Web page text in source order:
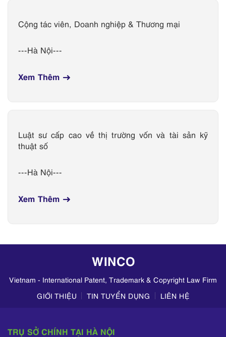
Cộng tác viên, Doanh nghiệp & Thương mại
Hà Nội
Xem Thêm
Luật sư cấp cao về thị trường vốn và tài sản kỹ
thuật số
Hà Nội
Xem Thêm
WINCO
Vietnam - International Patent, Trademark & Copyright Law Firm
GIỚI THIỆU
TIN TUYỂN DỤNG LIÊN HỆ
TRỤ SỞ CHÍNH TẠI HÀ NỘI